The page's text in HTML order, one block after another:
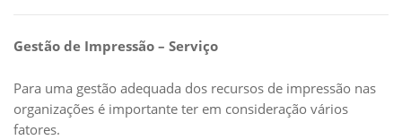
Gestão de Impressão – Serviço
Para uma gestão adequada dos recursos de impressão nas
organizações é importante ter em consideração vários
fatores.